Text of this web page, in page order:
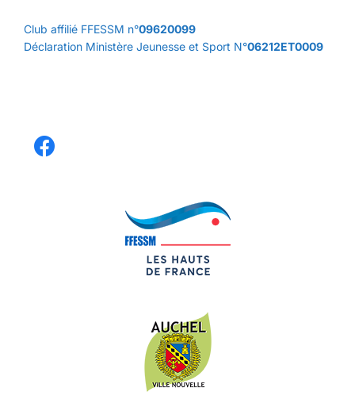
Club affilié FFESSM n°09620099
Déclaration Ministère Jeunesse et Sport N°06212ET0009